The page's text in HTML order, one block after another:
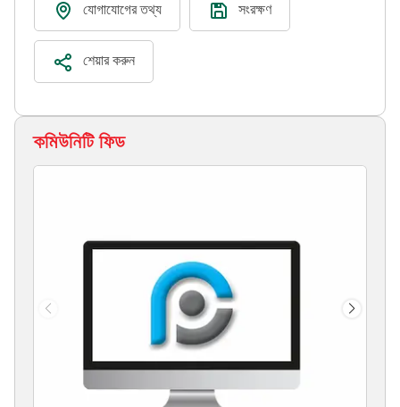
যোগাযোগের তথ্য সংরক্ষণ
শেয়ার করুন
কমিউনিটি ফিড